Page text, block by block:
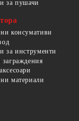
за пушачи
консумативи
за инструменти
материали